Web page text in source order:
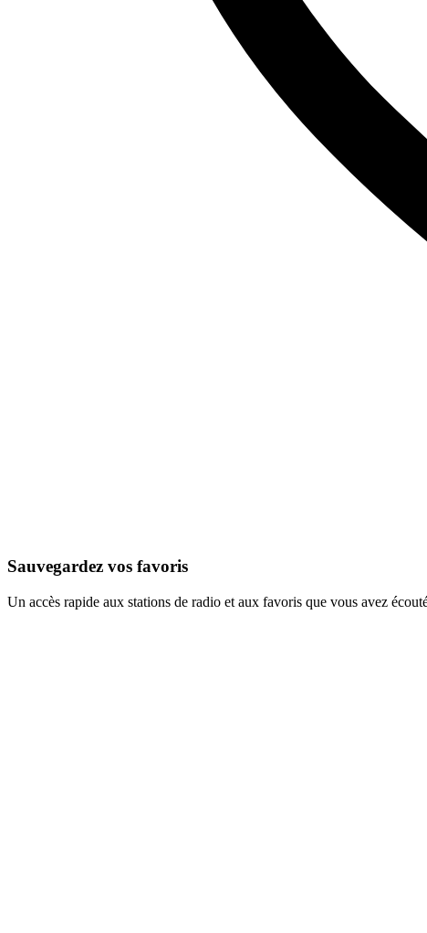
Sauvegardez vos favoris
Un accès rapide aux stations de radio et aux favoris que vous avez